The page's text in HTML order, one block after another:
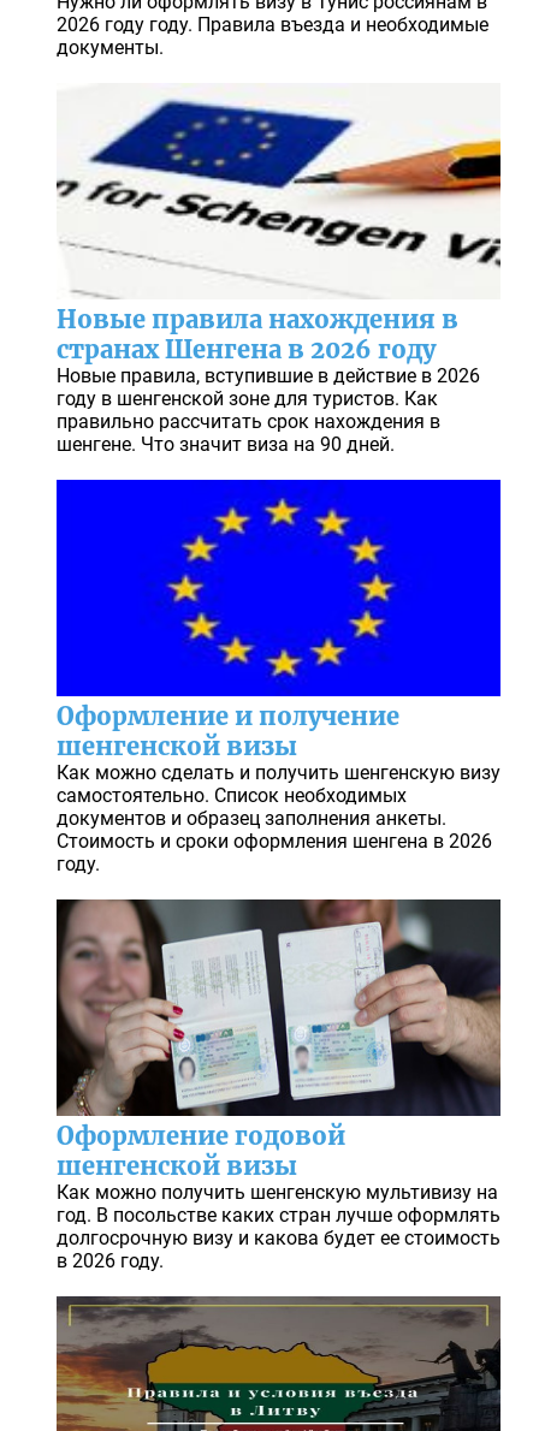
2026 году году. Правила въезда и необходимые
документы.
Новые правила нахождения в
странах Шенгена в 2026 году
Новые правила, вступившие в действие в 2026
году в шенгенской зоне для туристов. Как
правильно рассчитать срок нахождения в
шенгене. Что значит виза на 90 дней.
Оформление и получение
шенгенской визы
Как можно сделать и получить шенгенскую визу
самостоятельно. Список необходимых
документов и образец заполнения анкеты.
Стоимость и сроки оформления шенгена в 2026
году.
Оформление годовой
шенгенской визы
Как можно получить шенгенскую мультивизу на
год. В посольстве каких стран лучше оформлять
долгосрочную визу и какова будет ее стоимость
в 2026 году.